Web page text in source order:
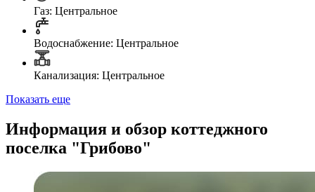
Газ: Центральное
Водоснабжение: Центральное
Канализация: Центральное
Показать еще
Информация и обзор коттеджного
поселка "Грибово"